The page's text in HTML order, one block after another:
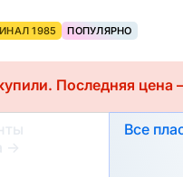
1985 ПОПУЛЯРНО
Последняя цена
→
Все